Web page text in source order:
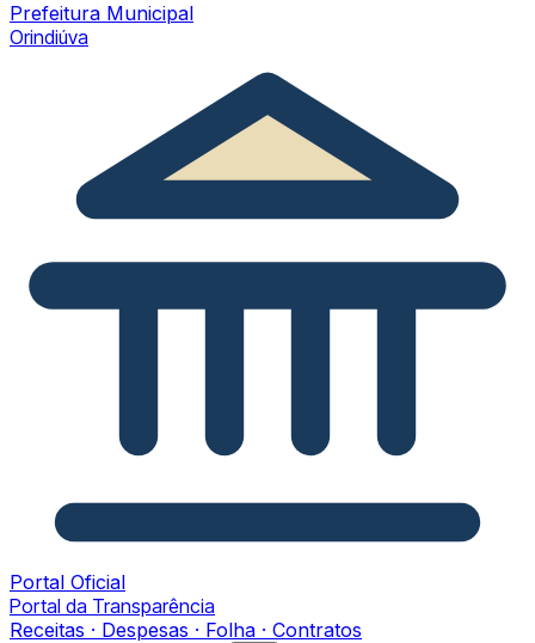
Prefeitura Municipal
Orindiúva
Portal Oficial
Portal da Transparência
Receitas · Despesas · Folha · Contratos